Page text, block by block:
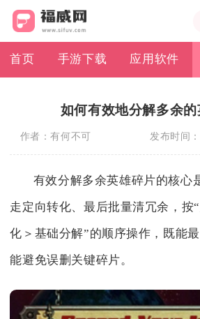
首页 手游下载 应用软件
如何有效地分解多余
作者：有何不可 发布时间：
有效分解多余英雄碎片的核心
走定向转化、最后批量清冗余，按
化＞基础分解”的顺序操作，既能
能避免误删关键碎片。